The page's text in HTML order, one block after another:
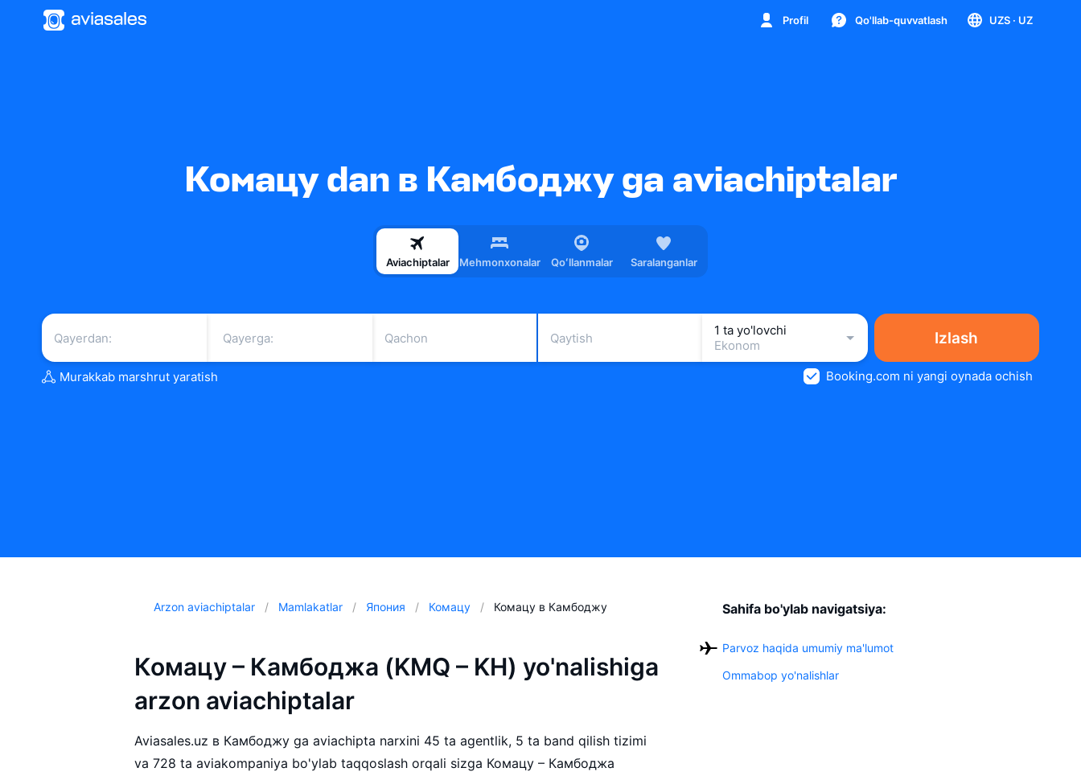
Profil Qo'llab-quvvatlash UZS · UZ
Комацу dan в Камбоджу ga aviachiptalar
Aviachiptalar Mehmonxonalar Qoʻllanmalar Saralanganlar
Qachon Qaytish
1 ta yo'lovchi
Ekonom
Izlash
Murakkab marshrut yaratish Booking.com ni yangi oynada ochish
Arzon aviachiptalar Mamlakatlar Япония Комацу Комацу в Камбоджу
Комацу – Камбоджа (KMQ – KH) yo'nalishiga
arzon aviachiptalar
Aviasales.uz в Камбоджу ga aviachipta narxini 45 ta agentlik, 5 ta band qilish tizimi
va 728 ta aviakompaniya bo'ylab taqqoslash orqali sizga Комацу – Камбоджа
Sahifa bo'ylab navigatsiya:
Parvoz haqida umumiy ma'lumot
Ommabop yo'nalishlar